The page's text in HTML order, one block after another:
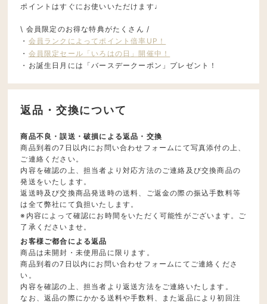
ポイントはすぐにお使いいただけます♩
\ 会員限定のお得な特典がたくさん /
・ 会員ランクによってポイント倍率UP！
・ 会員限定セール「いろはの日」開催中！
・お誕生日月には「バースデークーポン」プレゼント！
返品・交換について
商品不良・誤送・破損による返品・交換
商品到着の7日以内にお問い合わせフォームにて写真添付の上、
ご連絡ください。
内容を確認の上、担当者より対応方法のご連絡及び交換商品の
発送をいたします。
返送時及び交換商品発送時の送料、ご返金の際の振込手数料等
は全て弊社にて負担いたします。
※内容によって確認にお時間をいただく可能性がございます。ご
了承くださいませ。
お客様ご都合による返品
商品は未開封・未使用品に限ります。
商品到着の7日以内にお問い合わせフォームにてご連絡くださ
い。
内容を確認の上、担当者より返送方法をご連絡いたします。
なお、返品の際にかかる送料や手数料、また返品により初回注